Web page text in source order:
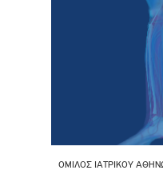
ΟΜΙΛΟΣ ΙΑΤΡΙΚΟΥ